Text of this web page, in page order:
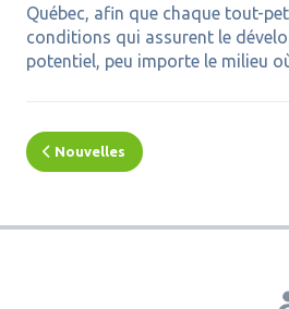
Québec, afin que chaque tout-
conditions qui assurent le
potentiel, peu importe le milieu
Nouvelles